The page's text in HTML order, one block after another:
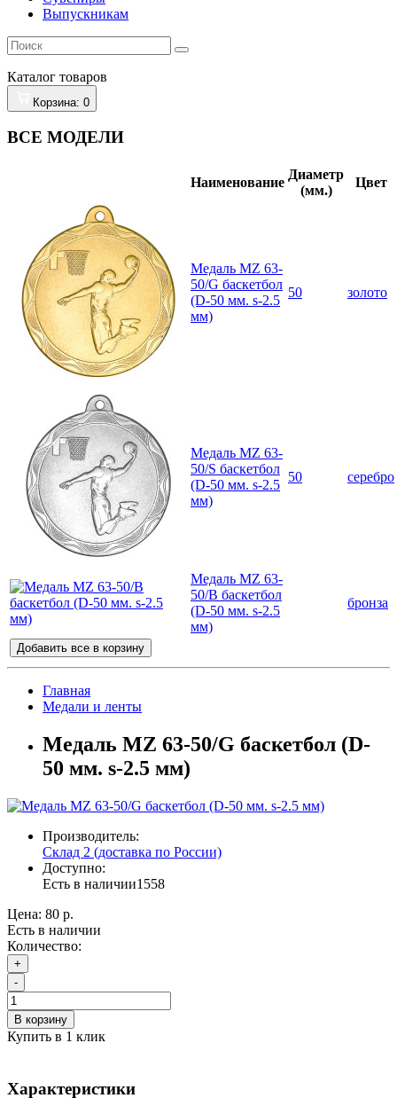
Выпускникам
Каталог товаров
Корзина: 0
ВСЕ МОДЕЛИ
Наименование
Диаметр
(мм.)
Цвет
Медаль MZ 63-
50/G баскетбол
(D-50 мм. s-2.5
мм)
50 золото
Медаль MZ 63-
50/S баскетбол
(D-50 мм. s-2.5
мм)
50 серебро
Медаль MZ 63-
50/В баскетбол
(D-50 мм. s-2.5
мм)
бронза
Добавить все в корзину
Главная
Медали и ленты
Медаль MZ 63-50/G баскетбол (D-
50 мм. s-2.5 мм)
Производитель:
Склад 2 (доставка по России)
Доступно:
Есть в наличии1558
Цена: 80 р.
Есть в наличии
Количество:
+
-
В корзину
Купить в 1 клик
Характеристики